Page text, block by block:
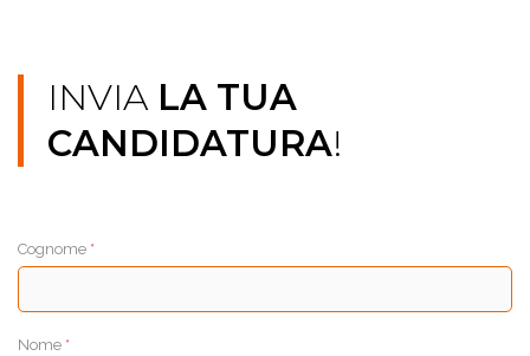
INVIA LA TUA
CANDIDATURA!
Cognome *
Nome *